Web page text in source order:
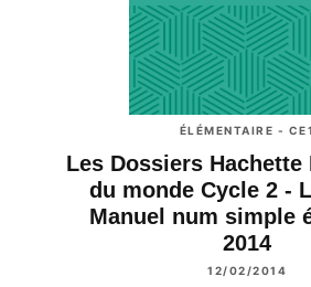
ÉLÉMENTAIRE - CE1
Les Dossiers Hachette
du monde Cycle 2 -
Manuel num simple
2014
12/02/2014